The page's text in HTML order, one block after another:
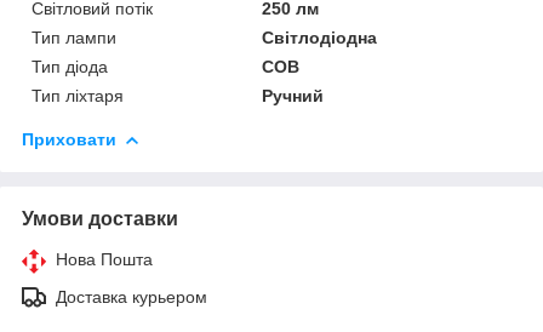
Світловий потік
250 лм
Тип лампи
Світлодіодна
Тип діода
COB
Тип ліхтаря
Ручний
Приховати
Умови доставки
Нова Пошта
Доставка курьером